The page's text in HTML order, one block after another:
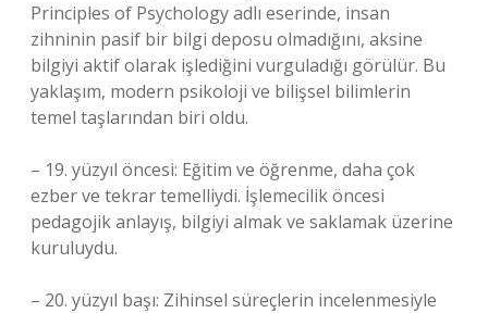
Principles of Psychology adlı eserinde, insan
zihninin pasif bir bilgi deposu olmadığını, aksine
bilgiyi aktif olarak işlediğini vurguladığı görülür. Bu
yaklaşım, modern psikoloji ve bilişsel bilimlerin
temel taşlarından biri oldu.
– 19. yüzyıl öncesi: Eğitim ve öğrenme, daha çok
ezber ve tekrar temelliydi. İşlemecilik öncesi
pedagojik anlayış, bilgiyi almak ve saklamak üzerine
kuruluydu.
– 20. yüzyıl başı: Zihinsel süreçlerin incelenmesiyle